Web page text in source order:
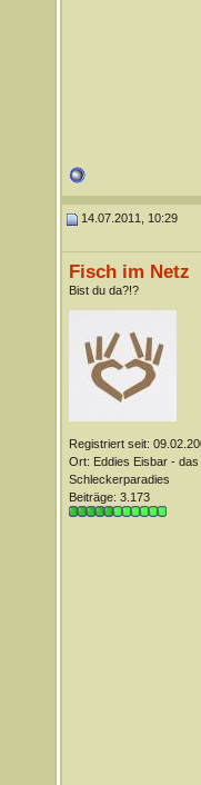
14.07.2011, 10:29
Fisch im Netz
Bist du da?!?
Registriert seit:
Ort: Eddies Eisbar - das
Schleckerparadies
Beiträge: 3.173